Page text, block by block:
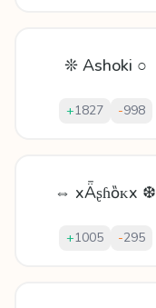
❊ Ashoki ○
+1827 -998
⇔ xǞʂɦȍᴋx ❆
+1005 -295